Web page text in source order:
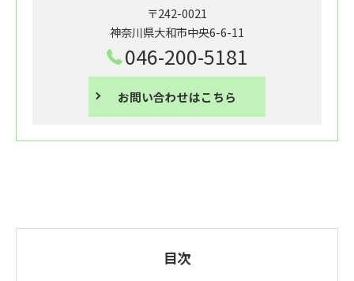
〒242-0021
神奈川県大和市中央6-6-11
046-200-5181
お問い合わせはこちら
目次